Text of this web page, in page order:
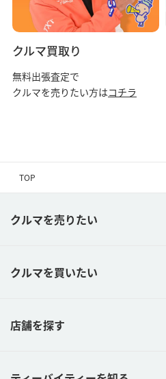
クルマ買取り
無料出張査定で
クルマを売りたい方はコチラ
TOP
クルマを売りたい
クルマを買いたい
店舗を探す